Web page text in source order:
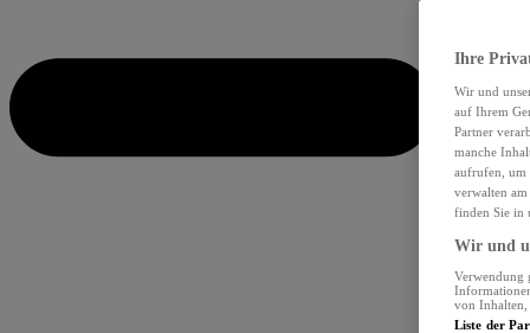
Ihre
Wir und
auf Ihrem
Partner
manche
aufrufen, um
verwalten
finden Sie in
Wir und
Verwendung
von Inhalten,
Liste der